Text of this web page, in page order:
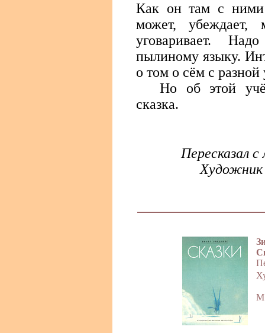
Как он там с
может, убеждает,
уговаривает.
пылиному языку.
о том о сём с
Но об этой
сказка.
Пересказал
Художник